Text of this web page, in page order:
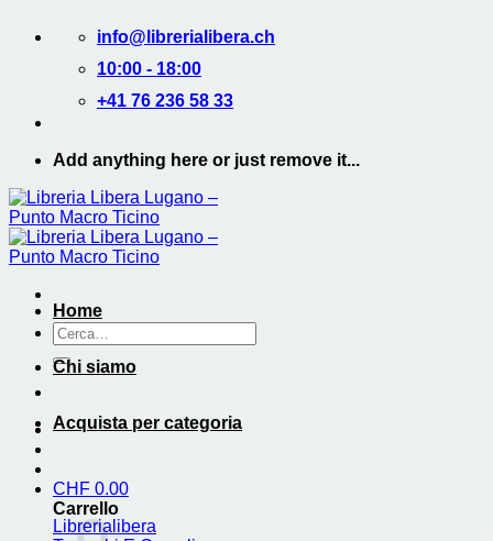
contenuti
info@librerialibera.ch
10:00 - 18:00
+41 76 236 58 33
Add anything here or just remove it...
Cerca:
CHF 0.00
Carrello
Home
Chi siamo
Acquista per categoria
Librerialibera